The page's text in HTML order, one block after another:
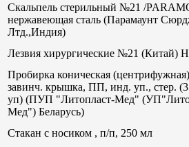
Скальпель стерильный №21 /
нержавеющая сталь (Парамаунт
Лтд.,Индия)
Лезвия хирургические №21 (Китай)
Пробирка коническая
завинч. крышка, ПП, инд. уп., стер.
уп) (ПУП "Литопласт-Мед"
Мед") Беларусь)
Стакан с носиком , п/п, 250 мл